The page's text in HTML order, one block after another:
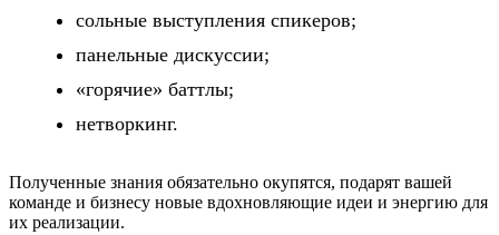
сольные выступления спикеров;
панельные дискуссии;
«горячие» баттлы;
нетворкинг.
Полученные знания обязательно окупятся, подарят вашей
команде и бизнесу новые вдохновляющие идеи и энергию для
их реализации.